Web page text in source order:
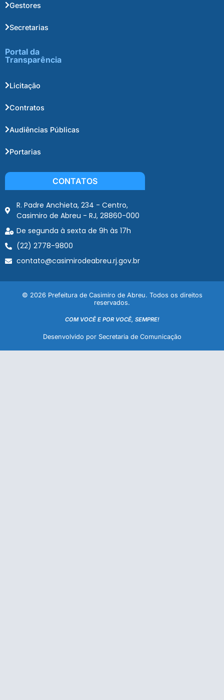
Gestores
Secretarias
Portal da
Transparência
Licitação
Contratos
Audiências Públicas
Portarias
CONTATOS
R. Padre Anchieta, 234 - Centro,
Casimiro de Abreu - RJ, 28860-000
De segunda à sexta de 9h às 17h
(22) 2778-9800
contato@casimirodeabreu.rj.gov.br
© 2026 Prefeitura de Casimiro de Abreu. Todos os direitos
reservados.
COM VOCÊ E POR VOCÊ, SEMPRE!
Desenvolvido por Secretaria de Comunicação